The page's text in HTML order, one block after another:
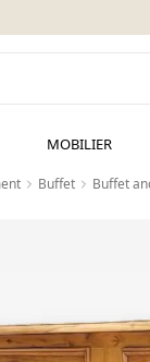
MOBILIER
Buffet Buffet